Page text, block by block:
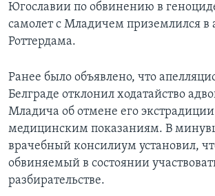
Югославии по обвинению в
самолет с Младичем приземлился в
Роттердама.
Ранее было объявлено, что
Белграде отклонил ходатайство
Младича об отмене его экстрадиции
медицинским показаниям. В
врачебный консилиум установил,
обвиняемый в состоянии
разбирательстве.